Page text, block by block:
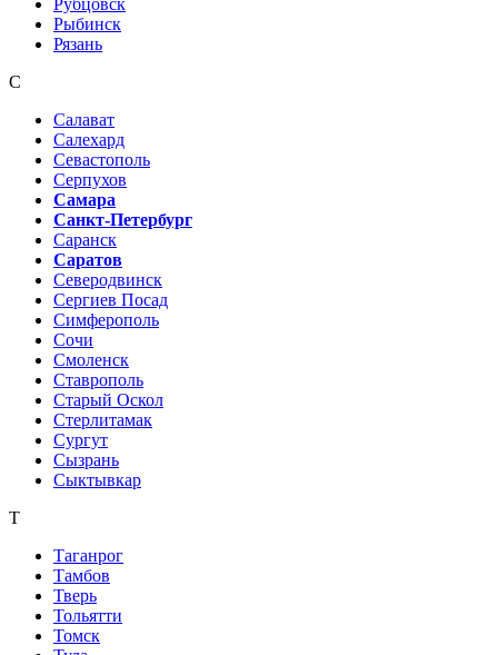
Рубцовск
Рыбинск
Рязань
С
Салават
Салехард
Севастополь
Серпухов
Самара
Санкт-Петербург
Саранск
Саратов
Северодвинск
Сергиев Посад
Симферополь
Сочи
Смоленск
Ставрополь
Старый Оскол
Стерлитамак
Сургут
Сызрань
Сыктывкар
Т
Таганрог
Тамбов
Тверь
Тольятти
Томск